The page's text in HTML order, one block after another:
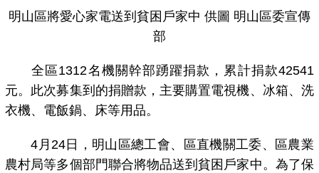
明山區將愛心家電送到貧困戶家中 供圖 明山區委宣傳
部
全區1312名機關幹部踴躍捐款，累計捐款42541
元。此次募集到的捐贈款，主要購置電視機、冰箱、洗
衣機、電飯鍋、床等用品。
4月24日，明山區總工會、區直機關工委、區農業
農村局等多個部門聯合將物品送到貧困戶家中。為了保